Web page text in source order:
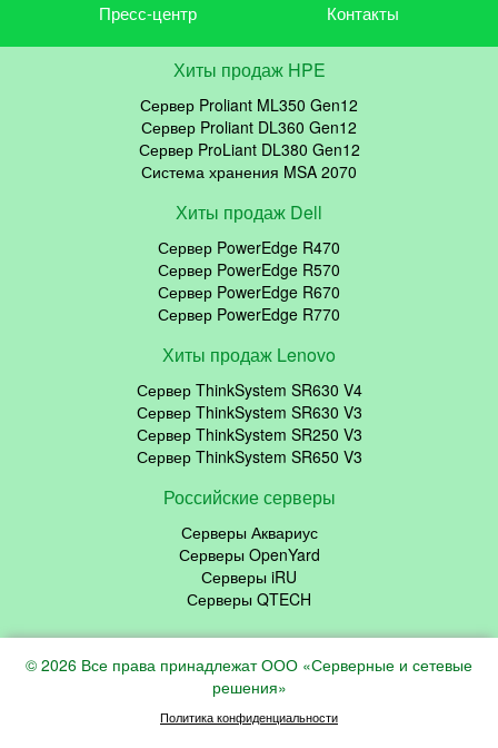
Пресс-центр
Контакты
Хиты продаж HPE
Сервер Proliant ML350 Gen12
Сервер Proliant DL360 Gen12
Сервер ProLiant DL380 Gen12
Система хранения MSA 2070
Хиты продаж Dell
Сервер PowerEdge R470
Сервер PowerEdge R570
Сервер PowerEdge R670
Сервер PowerEdge R770
Хиты продаж Lenovo
Сервер ThinkSystem SR630 V4
Сервер ThinkSystem SR630 V3
Сервер ThinkSystem SR250 V3
Сервер ThinkSystem SR650 V3
Российские серверы
Серверы Аквариус
Серверы OpenYard
Серверы iRU
Серверы QTECH
© 2026 Все права принадлежат ООО «Серверные и сетевые
решения»
Политика конфиденциальности